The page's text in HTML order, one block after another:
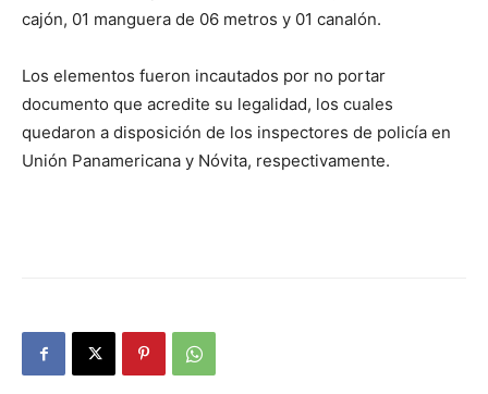
cajón, 01 manguera de 06 metros y 01 canalón.
Los elementos fueron incautados por no portar
documento que acredite su legalidad, los cuales
quedaron a disposición de los inspectores de policía en
Unión Panamericana y Nóvita, respectivamente.